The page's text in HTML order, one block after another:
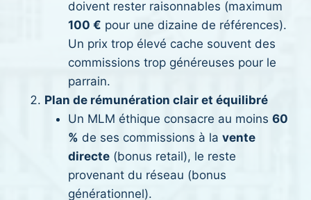
doivent rester raisonnables (maximum
100 € pour une dizaine de références).
Un prix trop élevé cache souvent des
commissions trop généreuses pour le
parrain.
Plan de rémunération clair et équilibré
Un MLM éthique consacre au moins 60
% de ses commissions à la vente
directe (bonus retail), le reste
provenant du réseau (bonus
générationnel).